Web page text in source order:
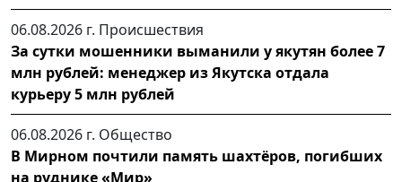
06.08.2026 г. Происшествия
За сутки мошенники выманили у якутян более 7
млн рублей: менеджер из Якутска отдала
курьеру 5 млн рублей
06.08.2026 г. Общество
В Мирном почтили память шахтёров, погибших
на руднике «Мир»